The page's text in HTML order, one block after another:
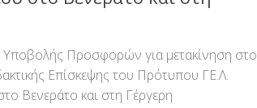
Προσφορών για μετακίνηση στο
Επίσκεψης του Πρότυπου ΓΕ.Λ.
Βενεράτο και στη Γέργερη